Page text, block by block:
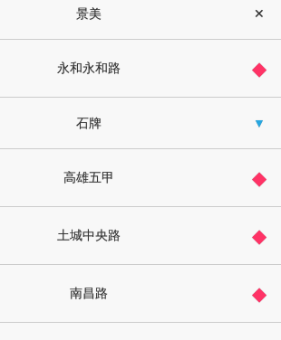
景美 ✕
永和永和路 ◆
石牌 ▼
高雄五甲 ◆
土城中央路 ◆
南昌路 ◆